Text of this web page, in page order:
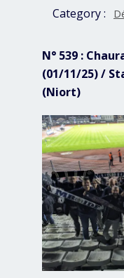
Category :
N° 539 :
(01/11/25) /
(Niort)